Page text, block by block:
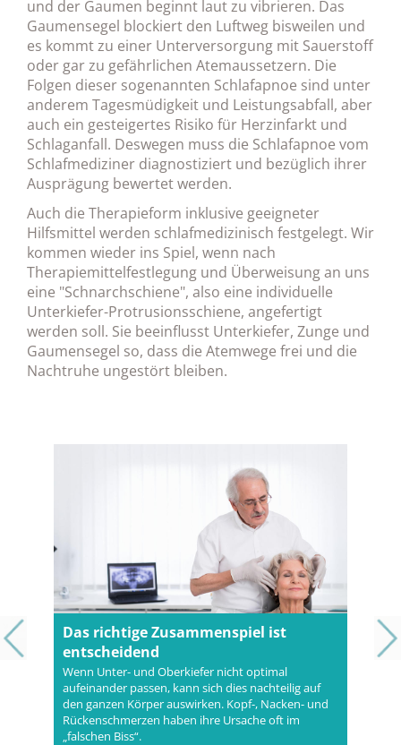
und der Gaumen beginnt laut zu vibrieren. Das
Gaumensegel blockiert den Luftweg bisweilen und
es kommt zu einer Unterversorgung mit Sauerstoff
oder gar zu gefährlichen Atemaussetzern. Die
Folgen dieser sogenannten Schlafapnoe sind unter
anderem Tagesmüdigkeit und Leistungsabfall, aber
auch ein gesteigertes Risiko für Herzinfarkt und
Schlaganfall. Deswegen muss die Schlafapnoe vom
Schlafmediziner diagnostiziert und bezüglich ihrer
Ausprägung bewertet werden.
Auch die Therapieform inklusive geeigneter
Hilfsmittel werden schlafmedizinisch festgelegt. Wir
kommen wieder ins Spiel, wenn nach
Therapiemittelfestlegung und Überweisung an uns
eine "Schnarchschiene", also eine individuelle
Unterkiefer-Protrusionsschiene, angefertigt
werden soll. Sie beeinflusst Unterkiefer, Zunge und
Gaumensegel so, dass die Atemwege frei und die
Nachtruhe ungestört bleiben.
Das richtige Zusammenspiel ist
entscheidend
Wenn Unter- und Oberkiefer nicht optimal
aufeinander passen, kann sich dies nachteilig auf
den ganzen Körper auswirken. Kopf-, Nacken- und
Rückenschmerzen haben ihre Ursache oft im
„falschen Biss“.